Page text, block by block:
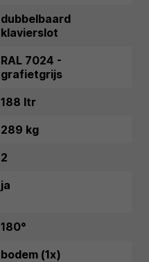
dubbelbaard
klavierslot
RAL 7024 -
grafietgrijs
188 ltr
289 kg
2
ja
180°
bodem (1x)